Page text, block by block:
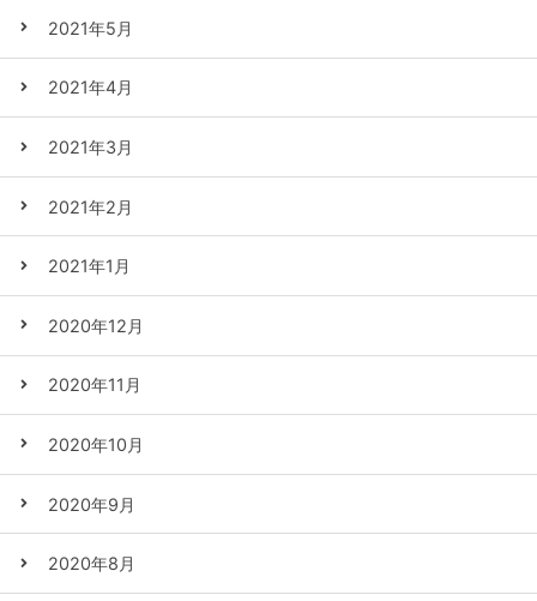
2021年5月
2021年4月
2021年3月
2021年2月
2021年1月
2020年12月
2020年11月
2020年10月
2020年9月
2020年8月